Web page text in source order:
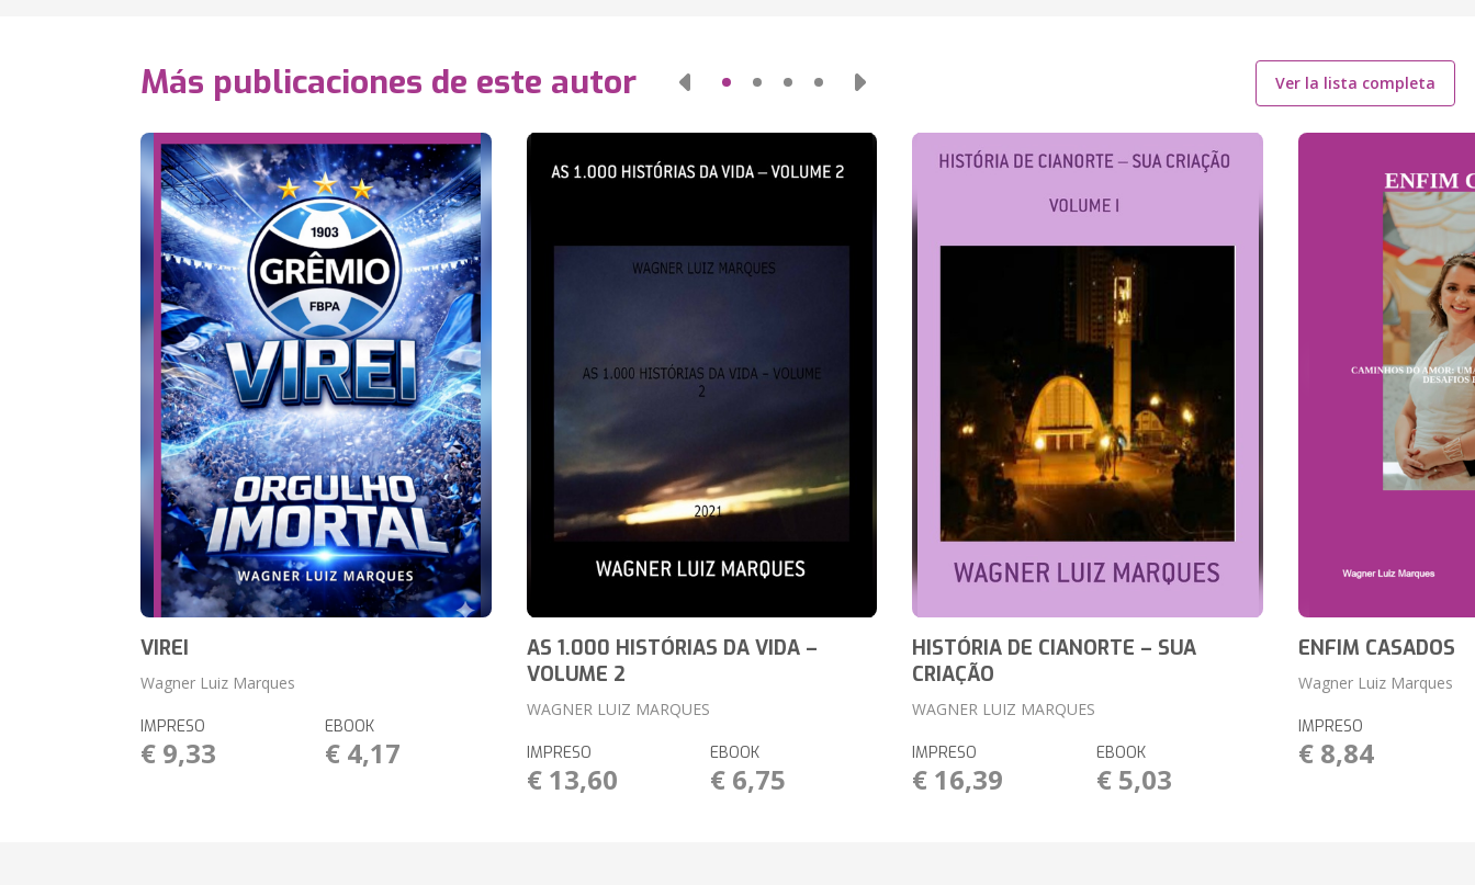
Más publicaciones de este autor Ver la lista completa
VIREI
Wagner Luiz Marques
IMPRESO
€ 9,33
EBOOK
€ 4,17
AS 1.000 HISTÓRIAS DA VIDA –
VOLUME 2
WAGNER LUIZ MARQUES
IMPRESO
€ 13,60
EBOOK
€ 6,75
HISTÓRIA DE CIANORTE – SUA
CRIAÇÃO
WAGNER LUIZ MARQUES
IMPRESO
€ 16,39
EBOOK
€ 5,03
ENFIM CASADOS
Wagner Luiz Marques
IMPRESO
€ 8,84